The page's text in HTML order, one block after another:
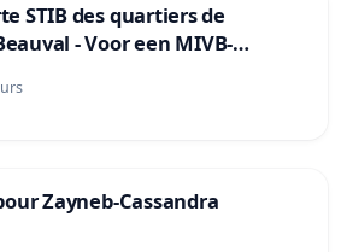
STIB des quartiers de
- Voor een MIVB-
wijken Strombeek en Het
Zayneb-Cassandra